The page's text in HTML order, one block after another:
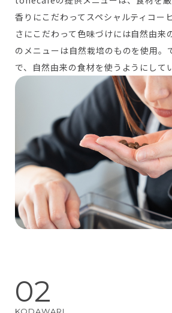
tone village 公式サイト
香りにこだわってスペシャルティコー
さにこだわって色味づけには自然由来
のメニューは自然栽培のものを使用。
で、自然由来の食材を使うようにして
02